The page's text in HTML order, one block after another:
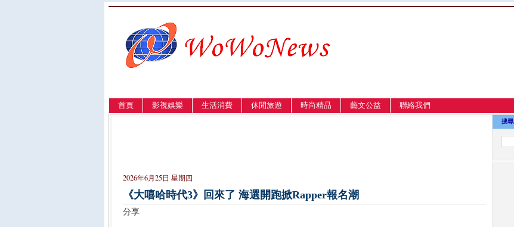
首頁 影視娛樂 生活消費 休閒旅遊 時尚精品 藝文公益 聯絡我們
2026年6月25日 星期四
《大嘻哈時代3》回來了 海選開跑掀Rapper報名潮
分享
搜